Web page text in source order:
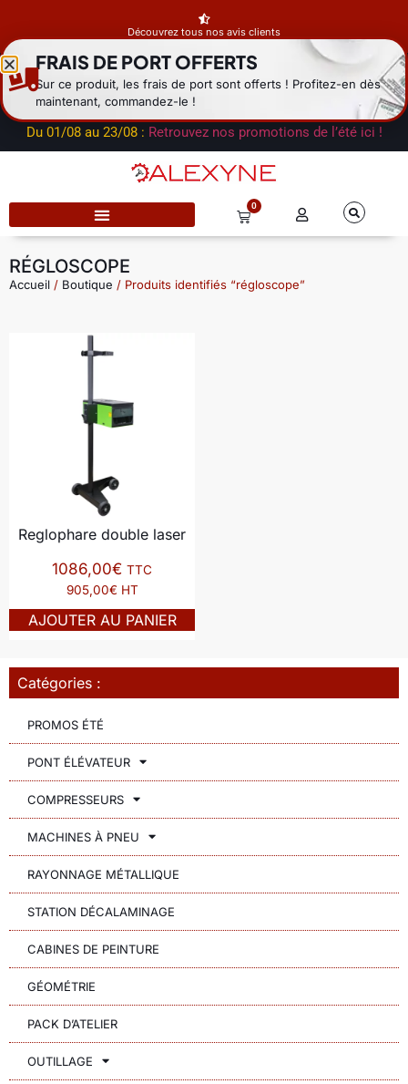
Découvrez tous nos avis clients
Fermeture estivale du dépôtdu 01/08 au 23/08 : les expéditions
reprendront à la rentrée. Notre service commercial reste
disponible par mail.
Du 01/08 au 23/08 : Retrouvez nos promotions de l’été ici !
0
Catégories :
PROMOS ÉTÉ
PONT ÉLÉVATEUR
COMPRESSEURS
MACHINES À PNEU
RAYONNAGE MÉTALLIQUE
STATION DÉCALAMINAGE
CABINES DE PEINTURE
GÉOMÉTRIE
PACK D’ATELIER
OUTILLAGE
RÉGLOSCOPE
Accueil / Boutique / Produits identifiés “régloscope”
Reglophare double laser
1086,00€ TTC
905,00€ HT
AJOUTER AU PANIER
FRAIS DE PORT OFFERTS
Sur ce produit, les frais de port sont offerts ! Profitez-en dès
maintenant, commandez-le !